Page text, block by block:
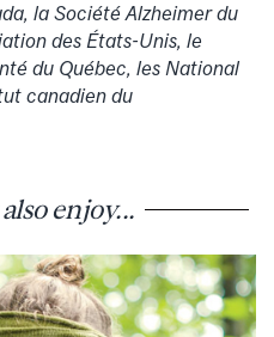
la Société Alzheimer du
des États-Unis, le
du Québec, les National
canadien du
enjoy...